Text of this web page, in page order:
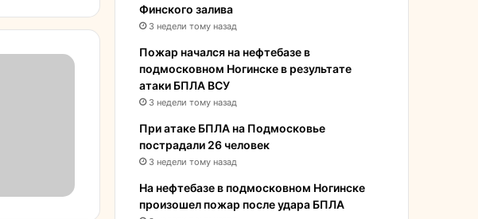
Финского залива
3 недели тому назад
Пожар начался на нефтебазе в
подмосковном Ногинске в результате
атаки БПЛА ВСУ
3 недели тому назад
При атаке БПЛА на Подмосковье
пострадали 26 человек
3 недели тому назад
На нефтебазе в подмосковном Ногинске
произошел пожар после удара БПЛА